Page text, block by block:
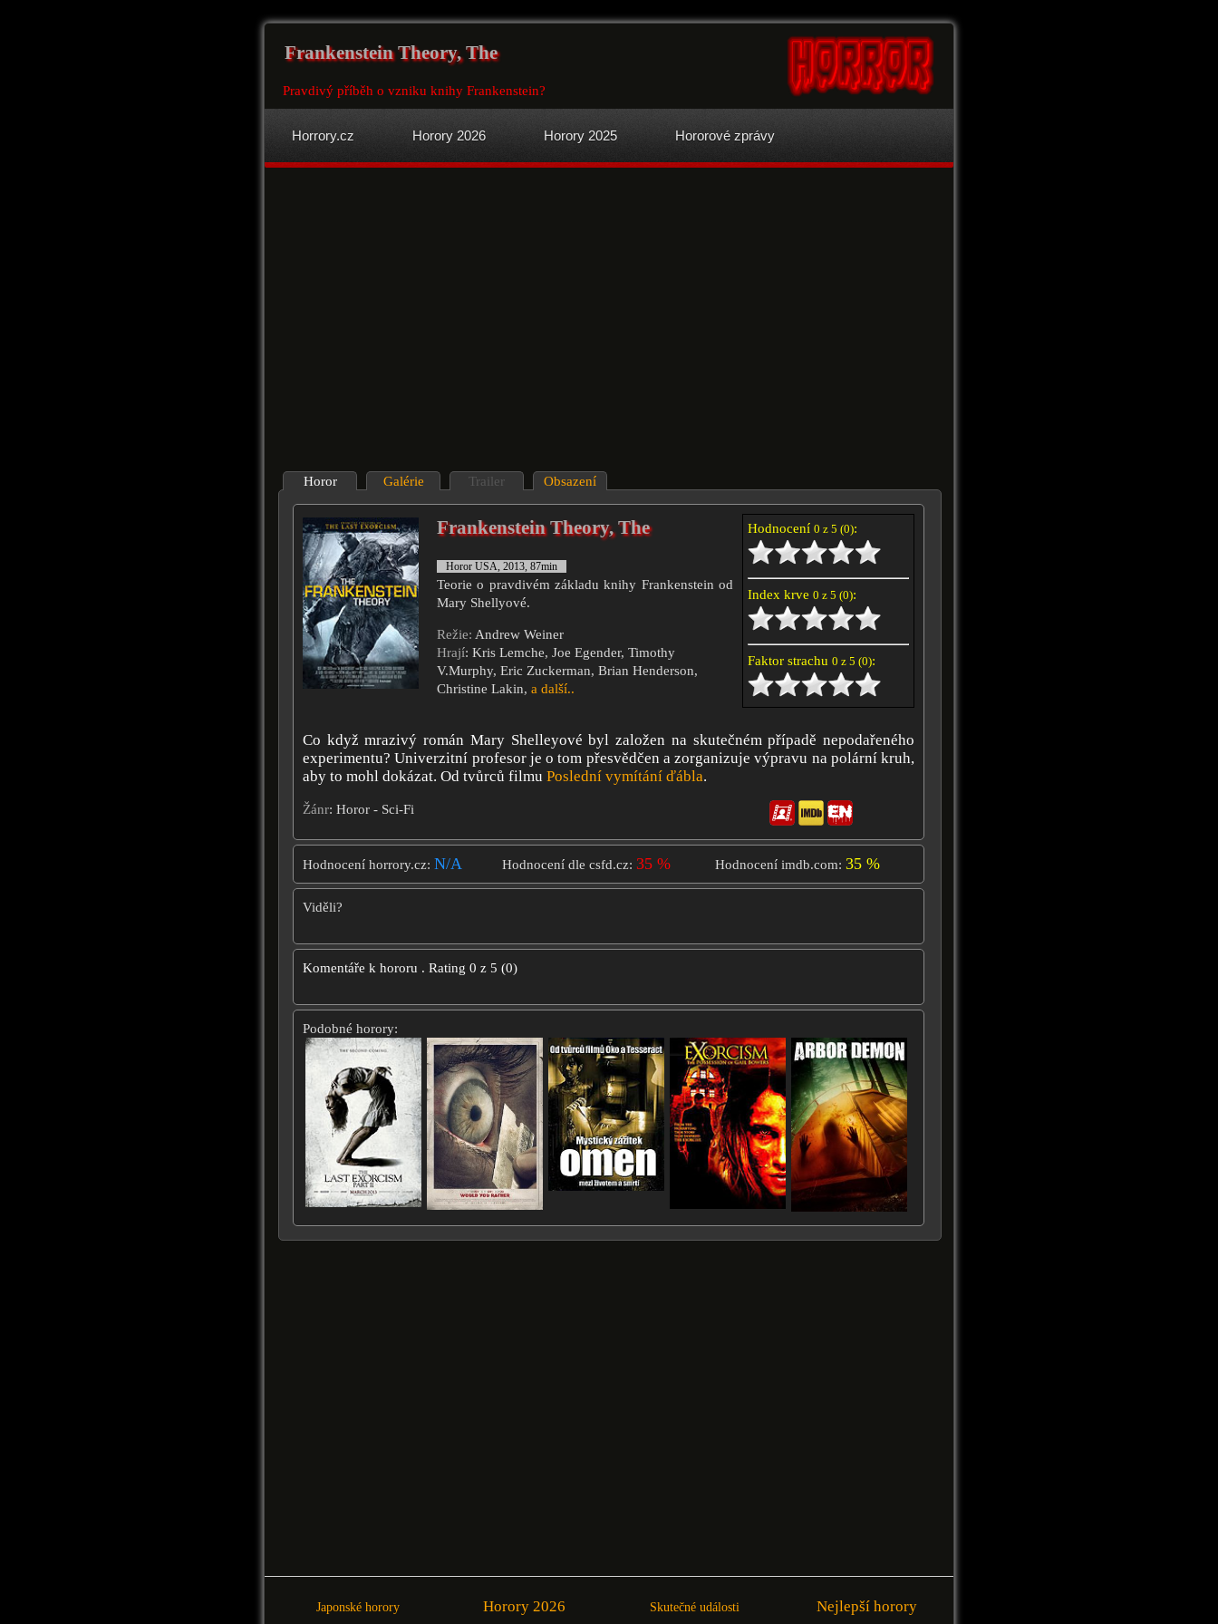
Frankenstein Theory, The
Pravdivý příběh o vzniku knihy Frankenstein?
Horrory.cz Horory 2026 Horory 2025 Hororové zprávy
Horor Galérie Trailer Obsazení
Hodnocení 0 z 5 (0):
Index krve 0 z 5 (0):
Faktor strachu 0 z 5 (0):
Frankenstein Theory, The
Horor USA, 2013, 87min
Teorie o pravdivém základu knihy Frankenstein od
Mary Shellyové.
Režie: Andrew Weiner
Hrají: Kris Lemche, Joe Egender, Timothy
V.Murphy, Eric Zuckerman, Brian Henderson,
Christine Lakin, a další..
Co když mrazivý román Mary Shelleyové byl založen na skutečném případě nepodařeného
experimentu? Univerzitní profesor je o tom přesvědčen a zorganizuje výpravu na polární kruh,
aby to mohl dokázat. Od tvůrců filmu Poslední vymítání ďábla.
Žánr: Horor - Sci-Fi
Hodnocení horrory.cz: N/A Hodnocení dle csfd.cz: 35 % Hodnocení imdb.com: 35 %
Viděli?
Komentáře k hororu . Rating 0 z 5 (0)
Podobné horory:
Japonské horory Horory 2026 Skutečné události Nejlepší horory